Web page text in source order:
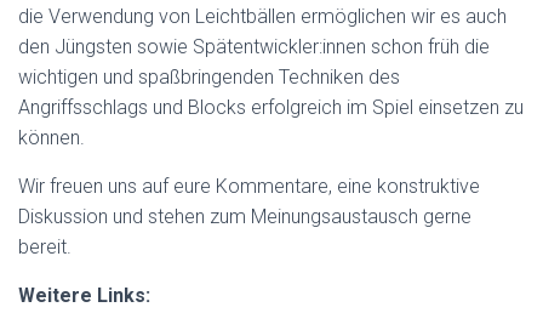
die Verwendung von Leichtbällen ermöglichen wir es auch
den Jüngsten sowie Spätentwickler:innen schon früh die
wichtigen und spaßbringenden Techniken des
Angriffsschlags und Blocks erfolgreich im Spiel einsetzen zu
können.
Wir freuen uns auf eure Kommentare, eine konstruktive
Diskussion und stehen zum Meinungsaustausch gerne
bereit.
Weitere Links: